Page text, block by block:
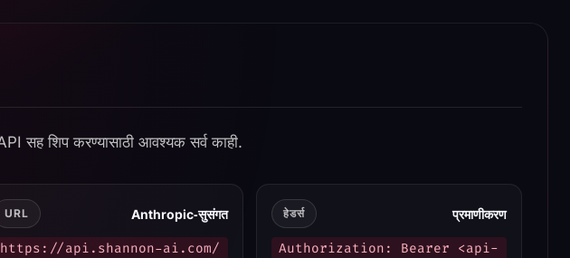
शिप करण्यासाठी आवश्यक सर्व काही.
URL Anthropic‑सुसंगत
https://api.shannon-ai.com/
हेडर्स प्रमाणीकरण
Authorization: Bearer <api-